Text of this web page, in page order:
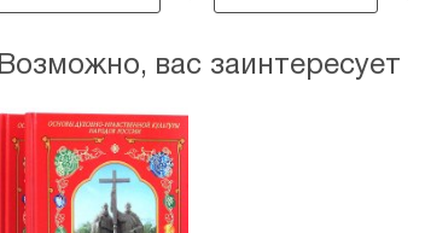
Возможно, вас заинтересует